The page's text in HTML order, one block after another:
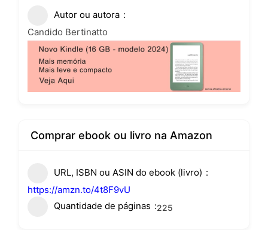
Autor ou autora
Candido Bertinatto
Comprar ebook ou livro na Amazon
URL, ISBN ou ASIN do ebook (livro)
https://amzn.to/4t8F9vU
Quantidade de páginas
225